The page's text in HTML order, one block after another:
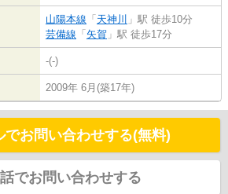
山陽本線 「 天神川 」駅 徒歩10分
芸備線 「 矢賀 」駅 徒歩17分
-(-)
2009年 6月(築17年)
でお問い合わせする(無料)
でお問い合わせする